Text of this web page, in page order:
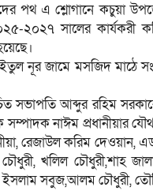
পথ এ শ্লোগানে কচুয়া
২০২৭ সালের কার্যকরী
নূর জামে মসজিদ মাঠে
সভাপতি আব্দুর রহিম
নাঈম প্রধানীয়ার
রেজাউল করিম
খলিল চৌধুরী,শাহ
ইসলাম সবুজ,আলম চৌধুরী,